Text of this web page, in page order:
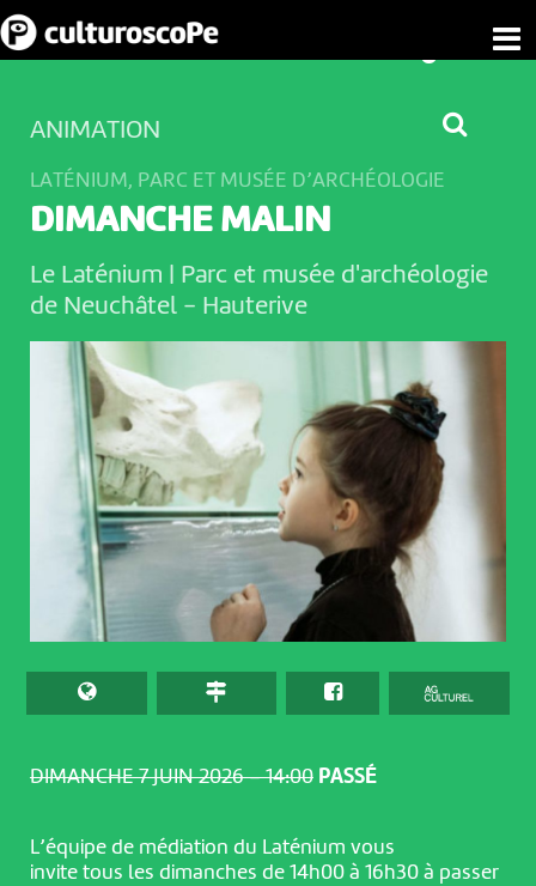
DIMANCHE 7 JUIN 2026 – 14:00 PASSÉ
ANIMATION
LATÉNIUM, PARC ET MUSÉE D’ARCHÉOLOGIE
DIMANCHE MALIN
Le Laténium | Parc et musée d'archéologie
de Neuchâtel - Hauterive
L’équipe de médiation du Laténium vous
invite tous les dimanches de 14h00 à 16h30 à passer